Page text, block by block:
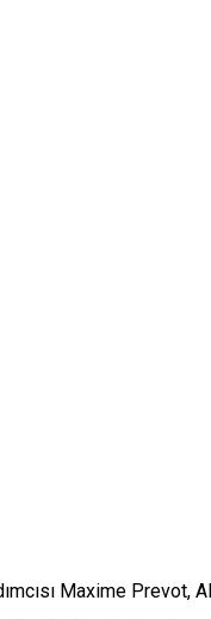
Maxime